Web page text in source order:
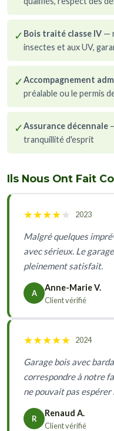
✓ Bois traité classe IV —
insectes et aux UV,
✓Accompagnement
préalable ou le permis
✓Assurance décennale
tranquillité d'esprit
Ils Nous Ont Fait
★★★★★ 2023
Malgré quelques
avec sérieux. Le
pleinement satisfait.
A
Anne-Marie V.
Client vérifié
★★★★★ 2024
Garage bois avec
correspondre à notre
ne pouvait pas espérer
R
Renaud A.
Client vérifié